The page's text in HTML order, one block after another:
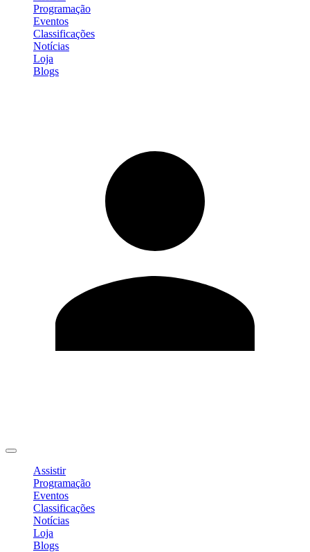
Programação
Eventos
Classificações
Notícias
Loja
Blogs
Assistir
Programação
Eventos
Classificações
Notícias
Loja
Blogs